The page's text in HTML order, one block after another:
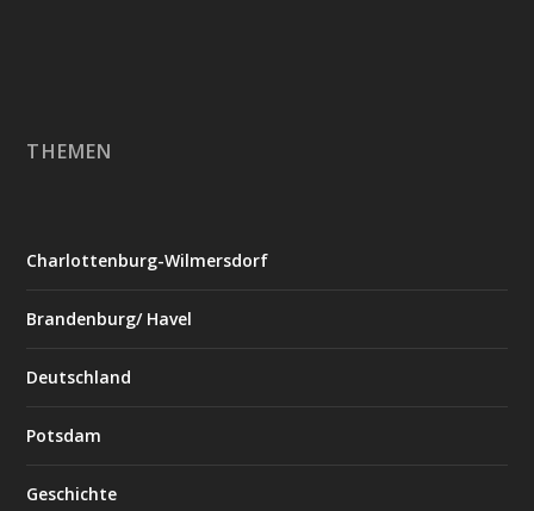
THEMEN
Charlottenburg-Wilmersdorf
Brandenburg/ Havel
Deutschland
Potsdam
Geschichte